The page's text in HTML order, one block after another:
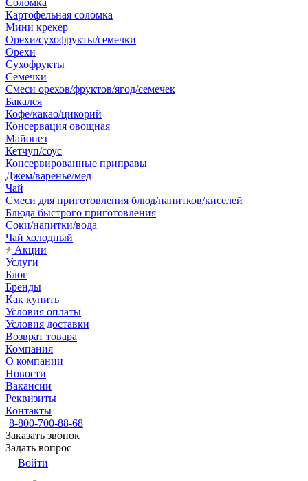
Соломка
Картофельная соломка
Мини крекер
Орехи/сухофрукты/семечки
Орехи
Сухофрукты
Семечки
Смеси орехов/фруктов/ягод/семечек
Бакалея
Кофе/какао/цикорий
Консервация овощная
Майонез
Кетчуп/соус
Консервированные приправы
Джем/варенье/мед
Чай
Смеси для приготовления блюд/напитков/киселей
Блюда быстрого приготовления
Соки/напитки/вода
Чай холодный
Акции
Услуги
Блог
Бренды
Как купить
Условия оплаты
Условия доставки
Возврат товара
Компания
О компании
Новости
Вакансии
Реквизиты
Контакты
8-800-700-88-68
Заказать звонок
Задать вопрос
Войти